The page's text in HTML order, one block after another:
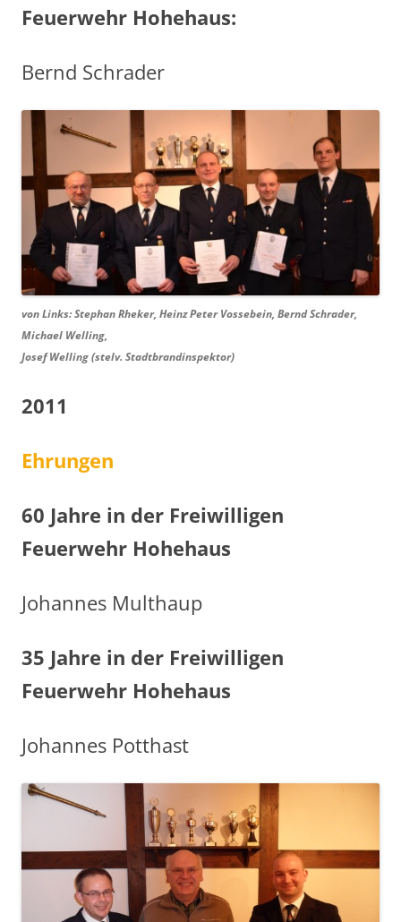
Feuerwehr Hohehaus:
Bernd Schrader
von Links: Stephan Rheker, Heinz Peter Vossebein, Bernd Schrader,
Michael Welling,
Josef Welling (stelv. Stadtbrandinspektor)
2011
Ehrungen
60 Jahre in der Freiwilligen
Feuerwehr Hohehaus
Johannes Multhaup
35 Jahre in der Freiwilligen
Feuerwehr Hohehaus
Johannes Potthast